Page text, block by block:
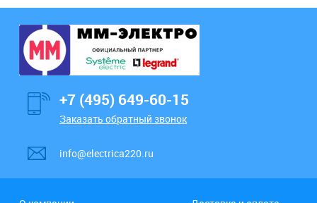
+7 (495) 649-60-15
Заказать обратный звонок
info@electrica220.ru